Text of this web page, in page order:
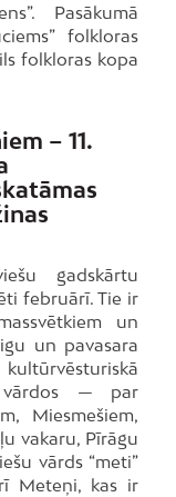
Pasākumā
folkloras
folkloras kopa
– 11.
gadskārtu
februārī. Tie ir
un
un pavasara
vārdos — par
Miesmešiem,
vakaru, Pīrāgu
vārds “meti”
Meteņi, kas ir